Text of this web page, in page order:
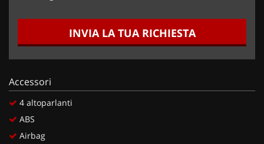
INVIA LA TUA RICHIESTA
Accessori
4 altoparlanti
ABS
Airbag